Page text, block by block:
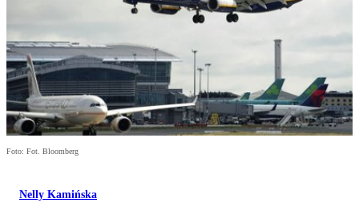
Foto: Fot. Bloomberg
Nelly Kamińska